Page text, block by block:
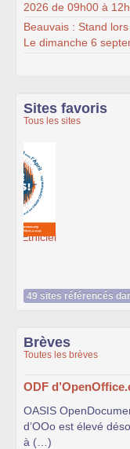
2026 de 09h00 à
Beauvais : Stand
Le dimanche 6
Sites favoris
Tous les sites
49 sites référencés
Brèves
Toutes les brèves
ODF
OASIS
d’OOo est élevé
à (…)